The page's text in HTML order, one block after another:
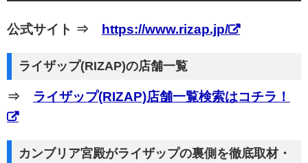
公式サイト ⇒ https://www.rizap.jp/
ライザップ(RIZAP)の店舗一覧
⇒ ライザップ(RIZAP)店舗一覧検索はコチラ！
カンブリア宮殿がライザップの裏側を徹底取材・